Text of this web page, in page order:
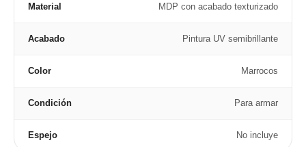
Material MDP con acabado texturizado
Acabado Pintura UV semibrillante
Color Marrocos
Condición Para armar
Espejo No incluye